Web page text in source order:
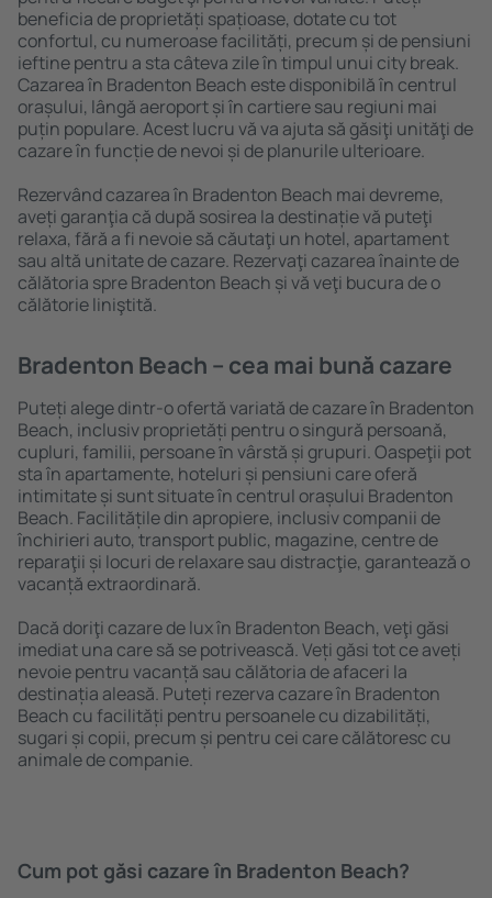
beneficia de proprietăți spațioase, dotate cu tot
confortul, cu numeroase facilități, precum și de pensiuni
ieftine pentru a sta câteva zile în timpul unui city break.
Cazarea în Bradenton Beach este disponibilă în centrul
orașului, lângă aeroport și în cartiere sau regiuni mai
puțin populare. Acest lucru vă va ajuta să găsiţi unităţi de
cazare în funcție de nevoi și de planurile ulterioare.
Rezervând cazarea în Bradenton Beach mai devreme,
aveți garanţia că după sosirea la destinație vă puteţi
relaxa, fără a fi nevoie să căutaţi un hotel, apartament
sau altă unitate de cazare. Rezervaţi cazarea înainte de
călătoria spre Bradenton Beach și vă veţi bucura de o
călătorie liniştită.
Bradenton Beach – cea mai bună cazare
Puteți alege dintr-o ofertă variată de cazare în Bradenton
Beach, inclusiv proprietăți pentru o singură persoană,
cupluri, familii, persoane ȋn vârstă și grupuri. Oaspeţii pot
sta în apartamente, hoteluri și pensiuni care oferă
intimitate și sunt situate în centrul orașului Bradenton
Beach. Facilitățile din apropiere, inclusiv companii de
închirieri auto, transport public, magazine, centre de
reparaţii și locuri de relaxare sau distracţie, garantează o
vacanță extraordinară.
Dacă doriţi cazare de lux în Bradenton Beach, veţi găsi
imediat una care să se potrivească. Veți găsi tot ce aveți
nevoie pentru vacanță sau călătoria de afaceri la
destinația aleasă. Puteți rezerva cazare în Bradenton
Beach cu facilități pentru persoanele cu dizabilități,
sugari și copii, precum și pentru cei care călătoresc cu
animale de companie.
Cum pot găsi cazare în Bradenton Beach?